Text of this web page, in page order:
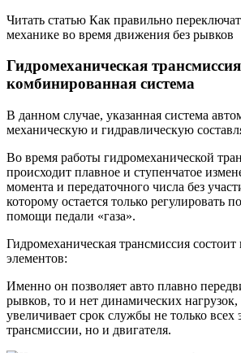
Читать статью Как правильно
механике во время движения без рывков
Гидромеханическая
комбинированная система
В данном случае, указанная система
механическую и гидравлическую
Во время работы гидромеханической
происходит плавное и ступенчатое
момента и передаточного числа без
которому остается только регулировать
помощи педали «газа».
Гидромеханическая трансмиссия
элементов:
Именно он позволяет авто плавно
рывков, то и нет динамических нагрузок,
увеличивает срок службы не только всех
трансмиссии, но и двигателя.